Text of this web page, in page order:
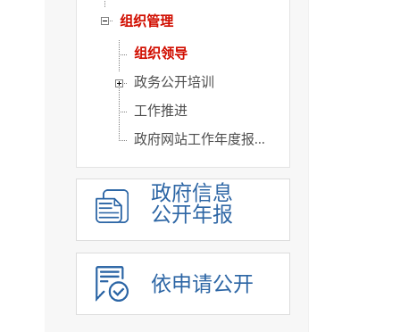
组织管理
组织领导
政务公开培训
工作推进
政府网站工作年度报...
政府信息
公开年报
依申请公开